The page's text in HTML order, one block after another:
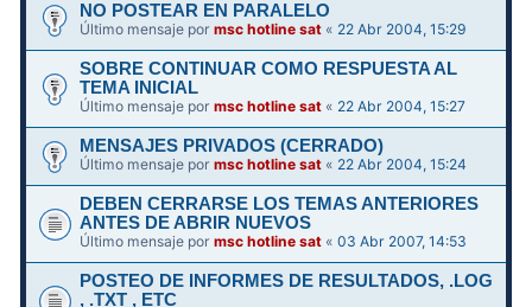
NO POSTEAR EN PARALELO
Último mensaje pormsc hotline sat « 22 Abr 2004, 15:29
SOBRE CONTINUAR COMO RESPUESTA AL
TEMA INICIAL
Último mensaje pormsc hotline sat « 22 Abr 2004, 15:27
MENSAJES PRIVADOS (CERRADO)
Último mensaje pormsc hotline sat « 22 Abr 2004, 15:24
DEBEN CERRARSE LOS TEMAS ANTERIORES
ANTES DE ABRIR NUEVOS
Último mensaje pormsc hotline sat «03 Abr 2007, 14:53
POSTEO DE INFORMES DE RESULTADOS, .LOG
, .TXT , ETC